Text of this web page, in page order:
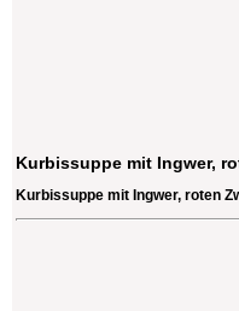
Kurbissuppe mit Ingwer,
Kurbissuppe mit Ingwer, roten